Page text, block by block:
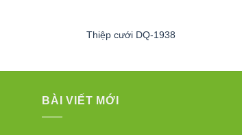
Thiệp cưới DQ-1938
BÀI VIẾT MỚI